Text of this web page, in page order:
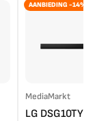
AANBIEDING -14%
MediaMarkt
LG DSG10TY